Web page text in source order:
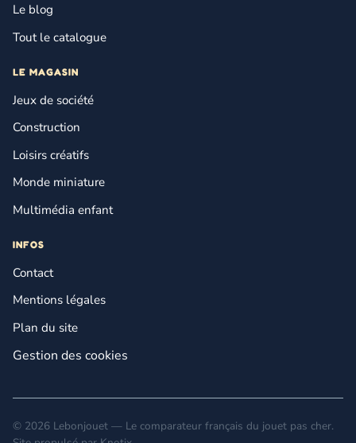
Le blog
Tout le catalogue
LE MAGASIN
Jeux de société
Construction
Loisirs créatifs
Monde miniature
Multimédia enfant
INFOS
Contact
Mentions légales
Plan du site
Gestion des cookies
© 2026 Lebonjouet — Le comparateur français du jouet pas cher.